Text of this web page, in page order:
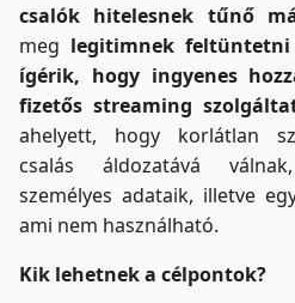
csalók hitelesnek tűnő
meg legitimnek
ígérik, hogy ingyenes
fizetős streaming
ahelyett, hogy korlátlan
csalás áldozatává
személyes adataik, illetve
ami nem használható.
Kik lehetnek a célpontok?